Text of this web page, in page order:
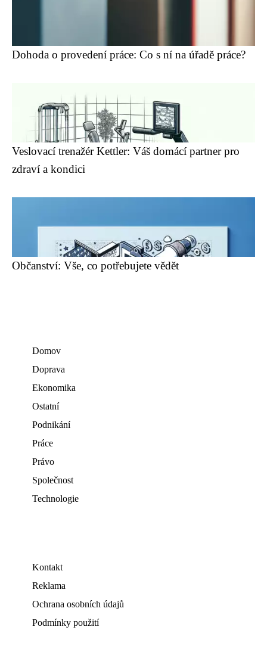
Dohoda o provedení práce: Co s ní na úřadě práce?
Veslovací trenažér Kettler: Váš domácí partner pro
zdraví a kondici
Občanství: Vše, co potřebujete vědět
Domov
Doprava
Ekonomika
Ostatní
Podnikání
Práce
Právo
Společnost
Technologie
Kontakt
Reklama
Ochrana osobních údajů
Podmínky použití